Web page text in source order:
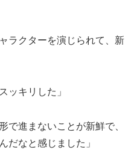
ラクターを演じられて、新
ッキリした」
で進まないことが新鮮で、
だなと感じました」